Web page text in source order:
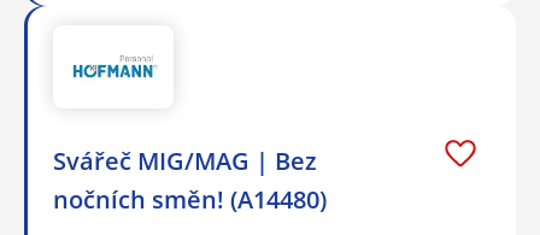
Svářeč MIG/MAG | Bez
nočních směn! (A14480)